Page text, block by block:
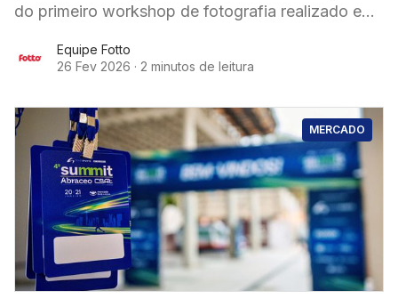
do primeiro workshop de fotografia realizado em
anúncio
Equipe Fotto
26 Fev 2026 · 2 minutos de leitura
MERCADO